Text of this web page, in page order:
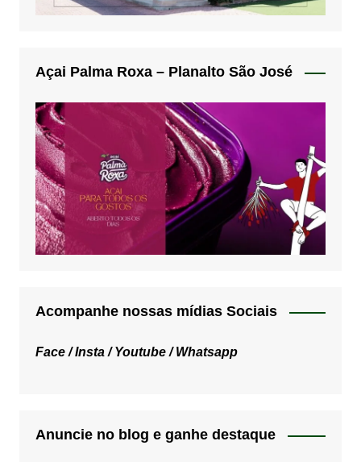
Açai Palma Roxa – Planalto São José
Acompanhe nossas mídias Sociais
Face /Insta /Youtube /Whatsapp
Anuncie no blog e ganhe destaque